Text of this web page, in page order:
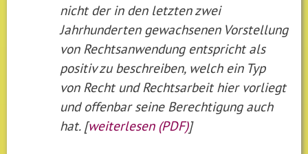
nicht der in den letzten zwei
Jahrhunderten gewachsenen Vorstellung
von Rechtsanwendung entspricht als
positiv zu beschreiben, welch ein Typ
von Recht und Rechtsarbeit hier vorliegt
und offenbar seine Berechtigung auch
hat. [weiterlesen (PDF)]